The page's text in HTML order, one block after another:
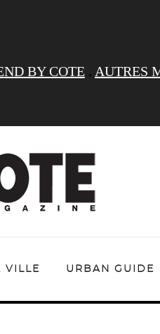
BY COTE . AUTRES
VILLE URBAN GUIDE